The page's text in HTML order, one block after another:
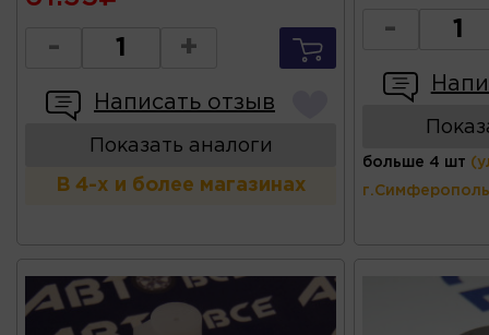
- +
Написать отзыв
Показать аналоги
В 4-х и более магазинах
-
больше 4 шт